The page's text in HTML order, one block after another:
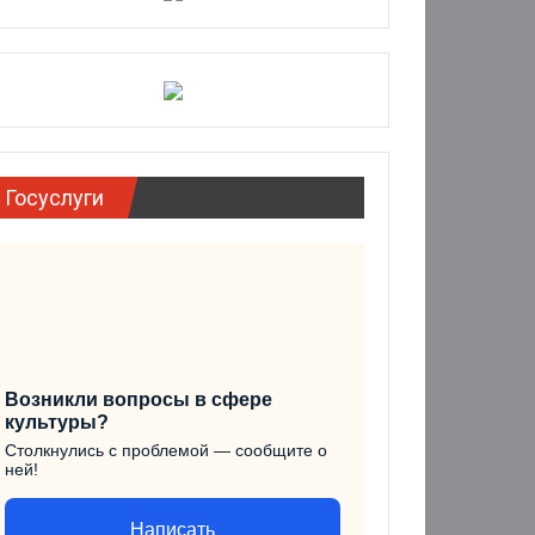
Госуслуги
Возникли вопросы в сфере
культуры?
Столкнулись с проблемой — сообщите о
ней!
Написать